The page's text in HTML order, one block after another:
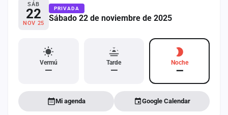
SÁB
22
NOV 25
PRIVADA
Sábado 22 de noviembre de 2025
Vermú
—
Tarde
—
Noche
—
Mi agenda Google Calendar
Contacto